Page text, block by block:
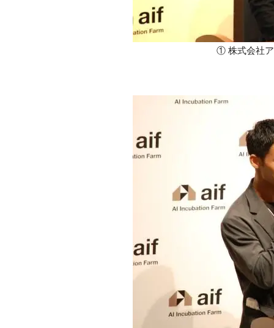
① 株式会社